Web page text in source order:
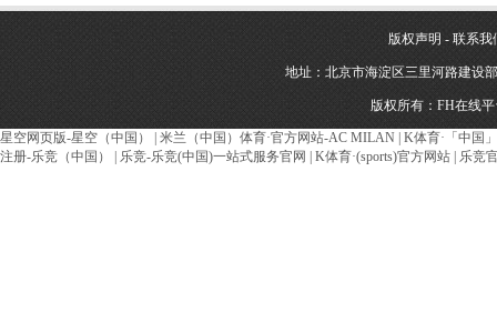
版权声明 - 联系我
地址：北京市海淀区三里河路建设
版权所有：FH在线
星空网页版-星空（中国） 米兰（中国）体育·官方网站-AC MILAN K体育·「中国
注册-乐竞（中国）
乐竞-乐竞(中国)一站式服务官网 K体育·(sports)官方网站 乐竞